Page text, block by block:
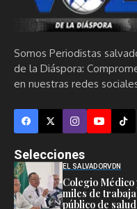
Somos Periodistas
de la Diáspora:
en nuestras redes
Selecciones
EL SALVADORVDN
Colegio
miles de
público de salud